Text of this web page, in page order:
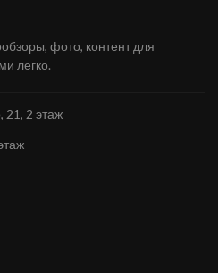
фото, контент для
легко.
21, 2 этаж